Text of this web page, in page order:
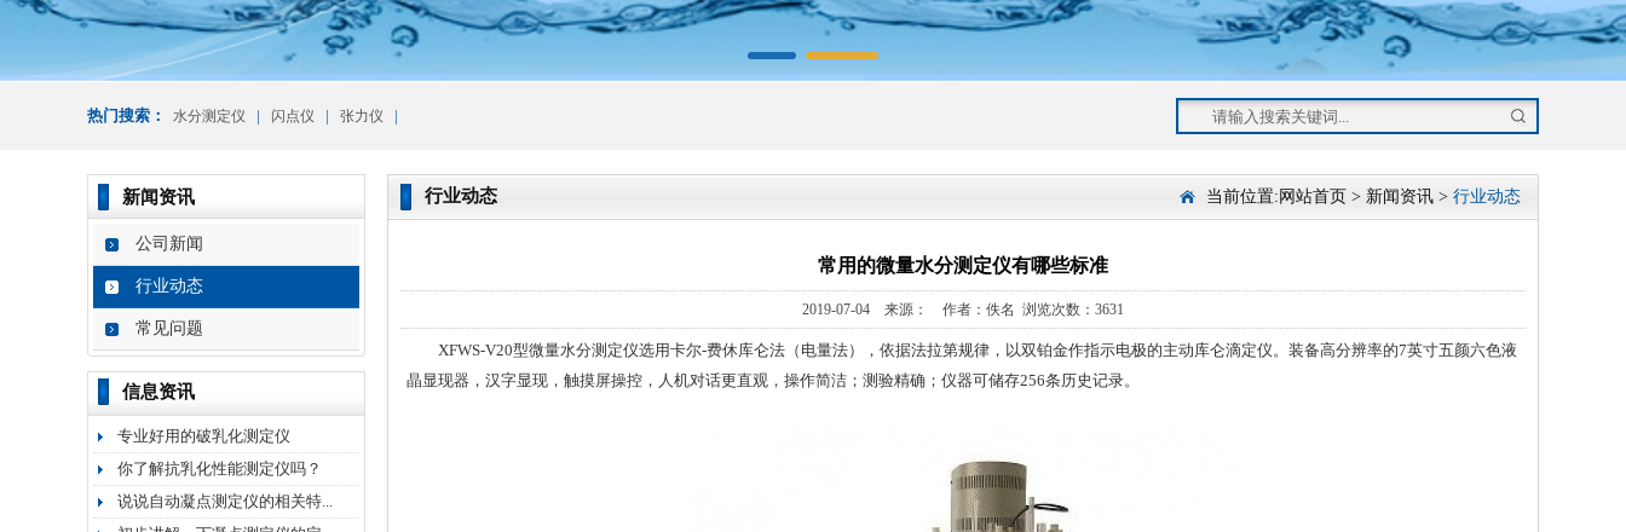
热门搜索： 水分测定仪 | 闪点仪 | 张力仪 |
新闻资讯
公司新闻
行业动态
常见问题
信息资讯
专业好用的破乳化测定仪
你了解抗乳化性能测定仪吗？
说说自动凝点测定仪的相关特...
行业动态 当前位置: 网站首页 > 新闻资讯 > 行业动态
常用的微量水分测定仪有哪些标准
2019-07-04 来源： 作者：佚名 浏览次数：3631
XFWS-V20型微量水分测定仪选用卡尔-费休库仑法（电量法），依据法拉第规律，以双铂金作指示电极的主动库仑滴定仪。装备高分辨率的7英寸五颜六色液
晶显现器，汉字显现，触摸屏操控，人机对话更直观，操作简洁；测验精确；仪器可储存256条历史记录。